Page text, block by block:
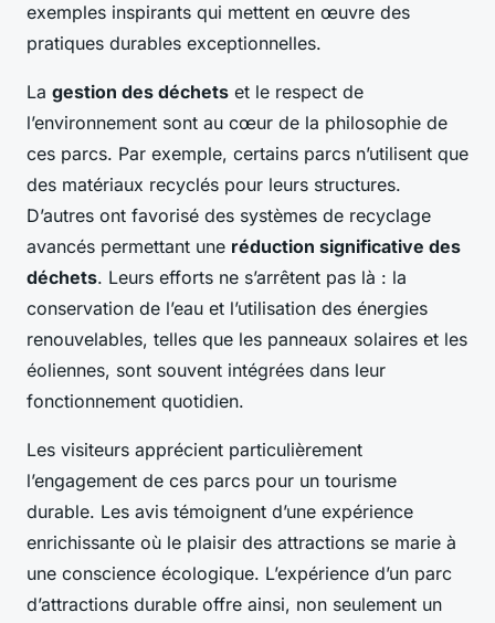
exemples inspirants qui mettent en œuvre des
pratiques durables exceptionnelles.
La gestion des déchets et le respect de
l’environnement sont au cœur de la philosophie de
ces parcs. Par exemple, certains parcs n’utilisent que
des matériaux recyclés pour leurs structures.
D’autres ont favorisé des systèmes de recyclage
avancés permettant une réduction significative des
déchets. Leurs efforts ne s’arrêtent pas là : la
conservation de l’eau et l’utilisation des énergies
renouvelables, telles que les panneaux solaires et les
éoliennes, sont souvent intégrées dans leur
fonctionnement quotidien.
Les visiteurs apprécient particulièrement
l’engagement de ces parcs pour un tourisme
durable. Les avis témoignent d’une expérience
enrichissante où le plaisir des attractions se marie à
une conscience écologique. L’expérience d’un parc
d’attractions durable offre ainsi, non seulement un